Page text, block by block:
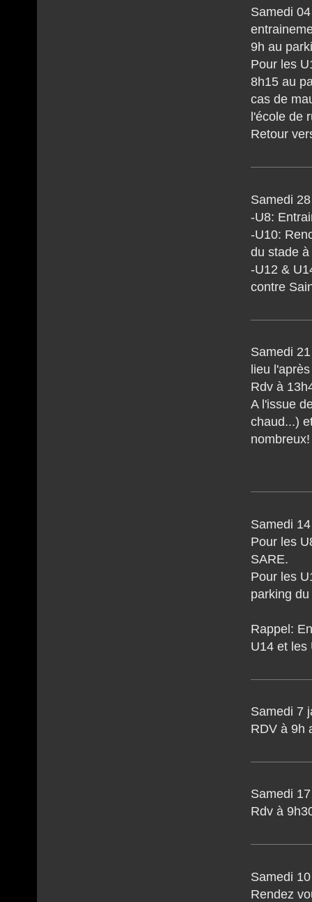
Samedi
9h au
Pour les
8h15 au
cas de
l'école de
Retour
Samedi
-U8:
-U10:
du stade
-U12 &
contre
Samedi
lieu
Rdv à
A l'issue
chaud...)
nombreux!
Samedi
Pour les
SARE.
Pour les
parking
Rappel:
U14 et les
Samedi 7
RDV à 9h
Samedi
Rdv à
Samedi
Rendez